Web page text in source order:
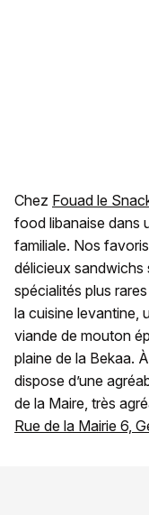
Chez Fouad le
food libanaise dans
familiale. Nos
délicieux sandwichs
spécialités plus
la cuisine levantine,
viande de mouton
plaine de la Bekaa.
dispose d’une
de la Maire, très
Rue de la Mairie 6,